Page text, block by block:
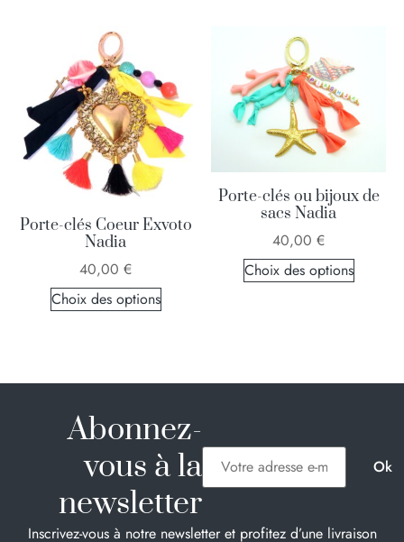
Porte-clés Coeur Exvoto
Nadia
40,00 €
Choix des options
Porte-clés ou bijoux de
sacs Nadia
40,00 €
Choix des options
Abonnez-
vous à la
newsletter
Inscrivez-vous à notre newsletter et profitez d’une livraison